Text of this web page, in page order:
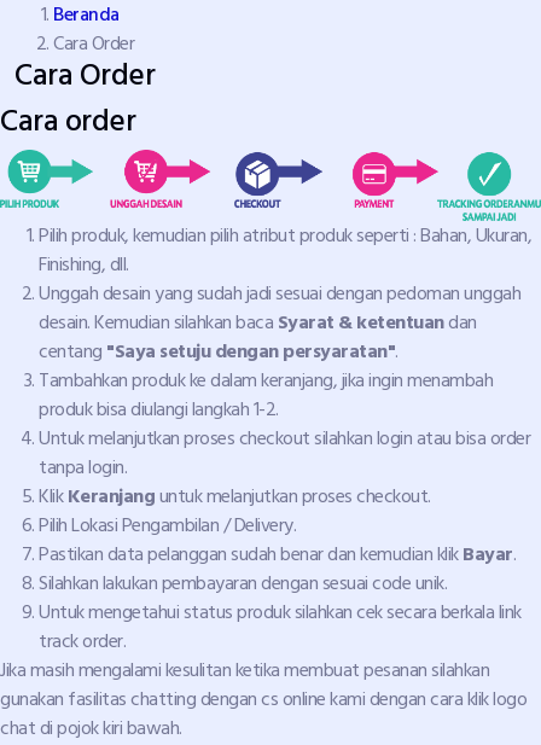
Beranda
Cara Order
Cara Order
Cara order
Pilih produk, kemudian pilih atribut produk seperti : Bahan, Ukuran,
Finishing, dll.
Unggah desain yang sudah jadi sesuai dengan pedoman unggah
desain. Kemudian silahkan bacaSyarat & ketentuandan
centang"Saya setuju dengan persyaratan".
Tambahkan produk ke dalam keranjang, jika ingin menambah
produk bisa diulangi langkah 1-2.
Untuk melanjutkan proses checkout silahkan login atau bisa order
tanpa login.
KlikKeranjanguntuk melanjutkan proses checkout.
Pilih Lokasi Pengambilan / Delivery.
Pastikan data pelanggan sudah benar dan kemudian klikBayar.
Silahkan lakukan pembayaran dengan sesuai code unik.
Untuk mengetahui status produk silahkan cek secara berkala link
track order.
Jika masih mengalami kesulitan ketika membuat pesanan silahkan
gunakan fasilitas chatting dengan cs online kami dengan cara klik logo
chat di pojok kiri bawah.